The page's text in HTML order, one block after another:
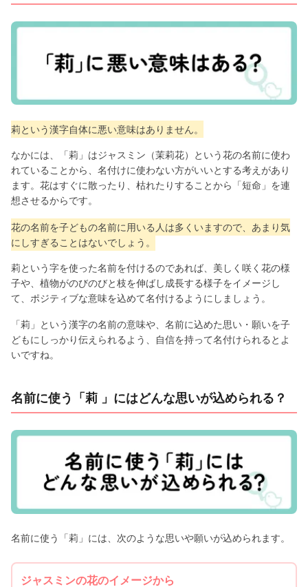
莉という漢字自体に悪い意味はありません。
なかには、「莉」はジャスミン（茉莉花）という花の名前に使わ
れていることから、名付けに使わない方がいいとする考えがあり
ます。花はすぐに散ったり、枯れたりすることから「短命」を連
想させるからです。
花の名前を子どもの名前に用いる人は多くいますので、あまり気
にしすぎることはないでしょう。
莉という字を使った名前を付けるのであれば、美しく咲く花の様
子や、植物がのびのびと枝を伸ばし成長する様子をイメージし
て、ポジティブな意味を込めて名付けるようにしましょう。
「莉」という漢字の名前の意味や、名前に込めた思い・願いを子
どもにしっかり伝えられるよう、自信を持って名付けられるとよ
いですね。
名前に使う「莉 」にはどんな思いが込められる？
名前に使う「莉」には、次のような思いや願いが込められます。
ジャスミンの花のイメージから